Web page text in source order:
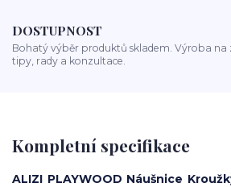
DOSTUPNOST
Bohatý výběr produktů skladem. Výroba na
tipy, rady a konzultace.
Kompletní specifikace
ALIZI PLAYWOOD Náušnice